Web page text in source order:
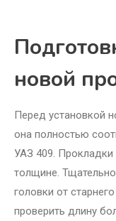
новой
Перед установкой
она полностью
УАЗ 409. Прокладки
толщине.
головки от
проверить длину